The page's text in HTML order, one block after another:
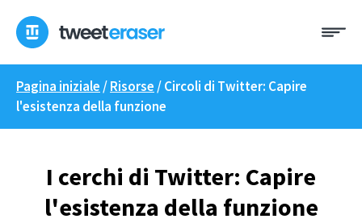
content
Pagina iniziale /Risorse /Circoli di Twitter: Capire
l'esistenza della funzione
I cerchi di Twitter: Capire
l'esistenza della funzione